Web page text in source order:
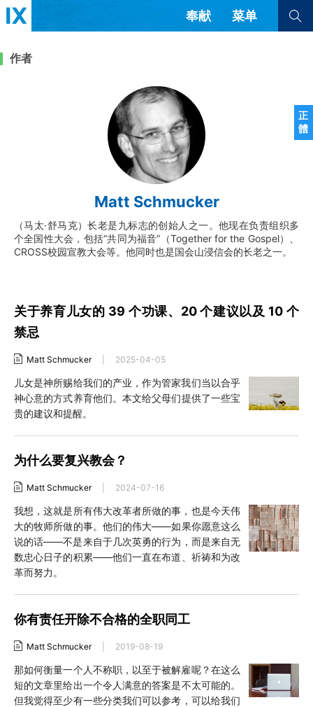
正
體
奉献 菜单
书评 访谈
解经式讲道与神学
福音传讲与宣教 成员制与教会纪律
团契生活与祷告
查看全部
查看全部
隐私条款
正體中文
西班牙语
葡萄牙语
俄语
乌兹别克语
达里语
波斯语
罗马尼亚语
波兰语
阿尔巴尼亚语
塞尔维亚语 柬埔寨语
作者
Matt Schmucker
（马太·舒马克）长老是九标志的创始人之一。他现在负责组织多
个全国性大会，包括“共同为福音”（Together for the Gospel）、
CROSS校园宣教大会等。他同时也是国会山浸信会的长老之一。
关于养育儿女的 39 个功课、20 个建议以及 10 个
禁忌
Matt Schmucker 2025-04-05
儿女是神所赐给我们的产业，作为管家我们当以合乎
神心意的方式养育他们。本文给父母们提供了一些宝
贵的建议和提醒。
为什么要复兴教会？
Matt Schmucker 2024-07-16
我想，这就是所有伟大改革者所做的事，也是今天伟
大的牧师所做的事。他们的伟大——如果你愿意这么
说的话——不是来自于几次英勇的行为，而是来自无
数忠心日子的积累——他们一直在布道、祈祷和为改
革而努力。
你有责任开除不合格的全职同工
Matt Schmucker 2019-08-19
那如何衡量一个人不称职，以至于被解雇呢？在这么
短的文章里给出一个令人满意的答案是不太可能的。
但我觉得至少有一些分类我们可以参考，可以给我们